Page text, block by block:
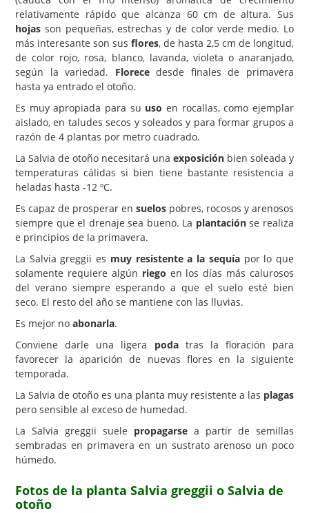
relativamente rápido que alcanza 60 cm de altura. Sus
hojas son pequeñas, estrechas y de color verde medio. Lo
más interesante son sus flores, de hasta 2,5 cm de longitud,
de color rojo, rosa, blanco, lavanda, violeta o anaranjado,
según la variedad. Florecedesde finales de primavera
hasta ya entrado el otoño.
Es muy apropiada para su uso en rocallas, como ejemplar
aislado, en taludes secos y soleados y para formar grupos a
razón de 4 plantas por metro cuadrado.
La Salvia de otoño necesitará una exposición bien soleada y
temperaturas cálidas si bien tiene bastante resistencia a
heladas hasta -12 ºC.
Es capaz de prosperar en suelos pobres, rocosos y arenosos
siempre que el drenaje sea bueno. La plantaciónse realiza
e principios de la primavera.
La Salvia greggii es muy resistente a la sequíapor lo que
solamente requiere algún riego en los días más calurosos
del verano siempre esperando a que el suelo esté bien
seco. El resto del año se mantiene con las lluvias.
Es mejor no abonarla.
Conviene darle una ligera podatras la floración para
favorecer la aparición de nuevas flores en la siguiente
temporada.
La Salvia de otoño es una planta muy resistente a las plagas
pero sensible al exceso de humedad.
La Salvia greggii suele propagarse a partir de semillas
sembradas en primavera en un sustrato arenoso un poco
húmedo.
Fotos de la planta Salvia greggii o Salvia de
otoño